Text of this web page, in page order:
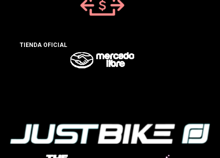
TIENDA OFICIAL